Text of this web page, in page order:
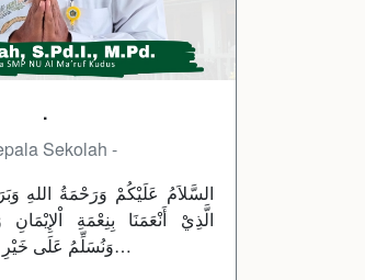
.
Sekolah -
الَّذِيْ أَنْعَمَنَا بِنِعْمَةِ
وَنُسَلِّمُ عَلَى خَيْرِ اْلأَنَامِ سَيِّدِنَا مُحَمَّدٍ…